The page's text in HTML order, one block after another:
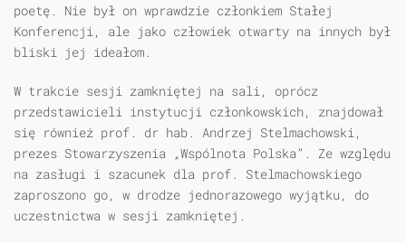
poetę. Nie był on wprawdzie członkiem Stałej
Konferencji, ale jako człowiek otwarty na innych był
bliski jej ideałom.
W trakcie sesji zamkniętej na sali, oprócz
przedstawicieli instytucji członkowskich, znajdował
się również prof. dr hab. Andrzej Stelmachowski,
prezes Stowarzyszenia „Wspólnota Polska”. Ze względu
na zasługi i szacunek dla prof. Stelmachowskiego
zaproszono go, w drodze jednorazowego wyjątku, do
uczestnictwa w sesji zamkniętej.